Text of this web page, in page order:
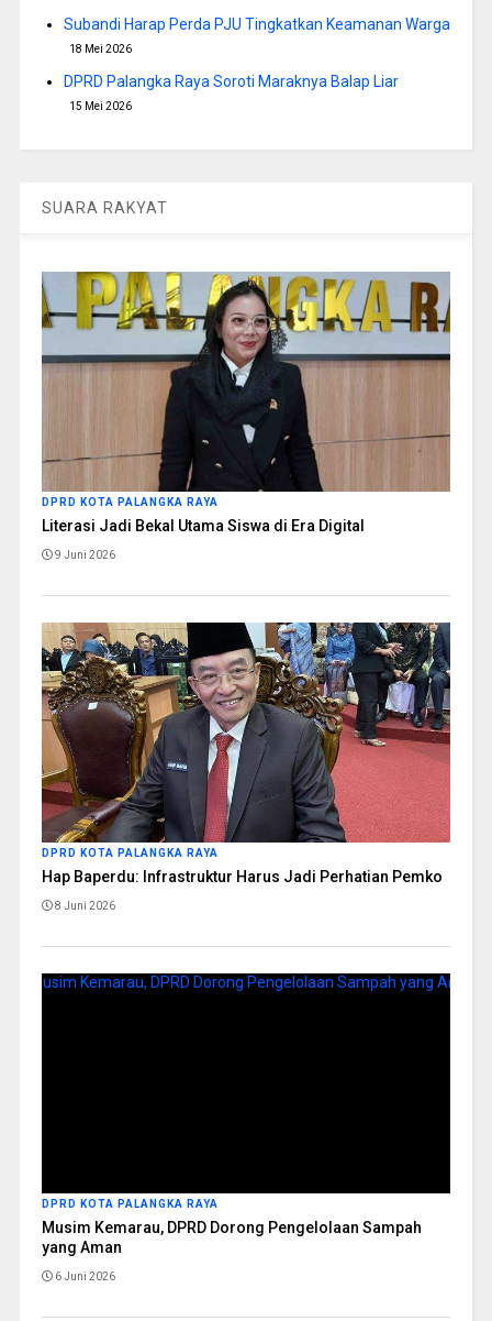
Subandi Harap Perda PJU Tingkatkan Keamanan Warga
18 Mei 2026
DPRD Palangka Raya Soroti Maraknya Balap Liar
15 Mei 2026
SUARA RAKYAT
DPRD KOTA PALANGKA RAYA
Literasi Jadi Bekal Utama Siswa di Era Digital
9 Juni 2026
DPRD KOTA PALANGKA RAYA
Hap Baperdu: Infrastruktur Harus Jadi Perhatian Pemko
8 Juni 2026
DPRD KOTA PALANGKA RAYA
Musim Kemarau, DPRD Dorong Pengelolaan Sampah
yang Aman
6 Juni 2026